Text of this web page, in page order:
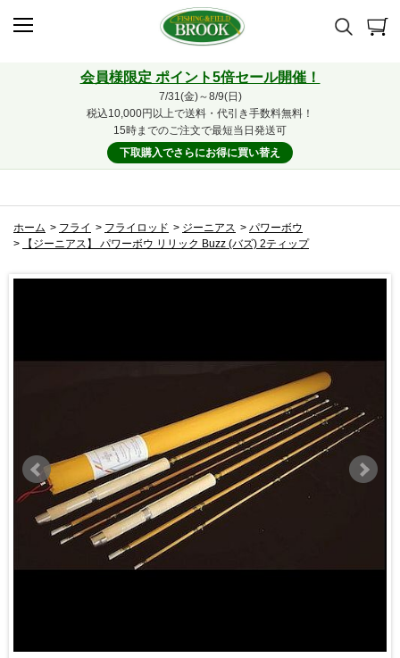
会員様限定 ポイント5倍セール開催！
7/31(金)～8/9(日)
税込10,000円以上で送料・代引き手数料無料！
15時までのご注文で最短当日発送可
下取購入でさらにお得に買い替え
ホーム > フライ > フライロッド > ジーニアス > パワーボウ
>
【ジーニアス】 パワーボウ リリック Buzz (バズ) 2ティップ